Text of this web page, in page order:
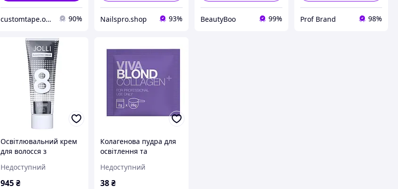
customtape.org 90% Nailspro.shop 93% BeautyBoo 99% Prof Brand 98%
Освітлювальний крем
для волосся з
бісабалолом і
ромашкою JOLLI, 300 г
Недоступний
945₴
Колагенова пудра для
освітлення та
UNIC VIVA BLOND, 2 г
Недоступний
38₴